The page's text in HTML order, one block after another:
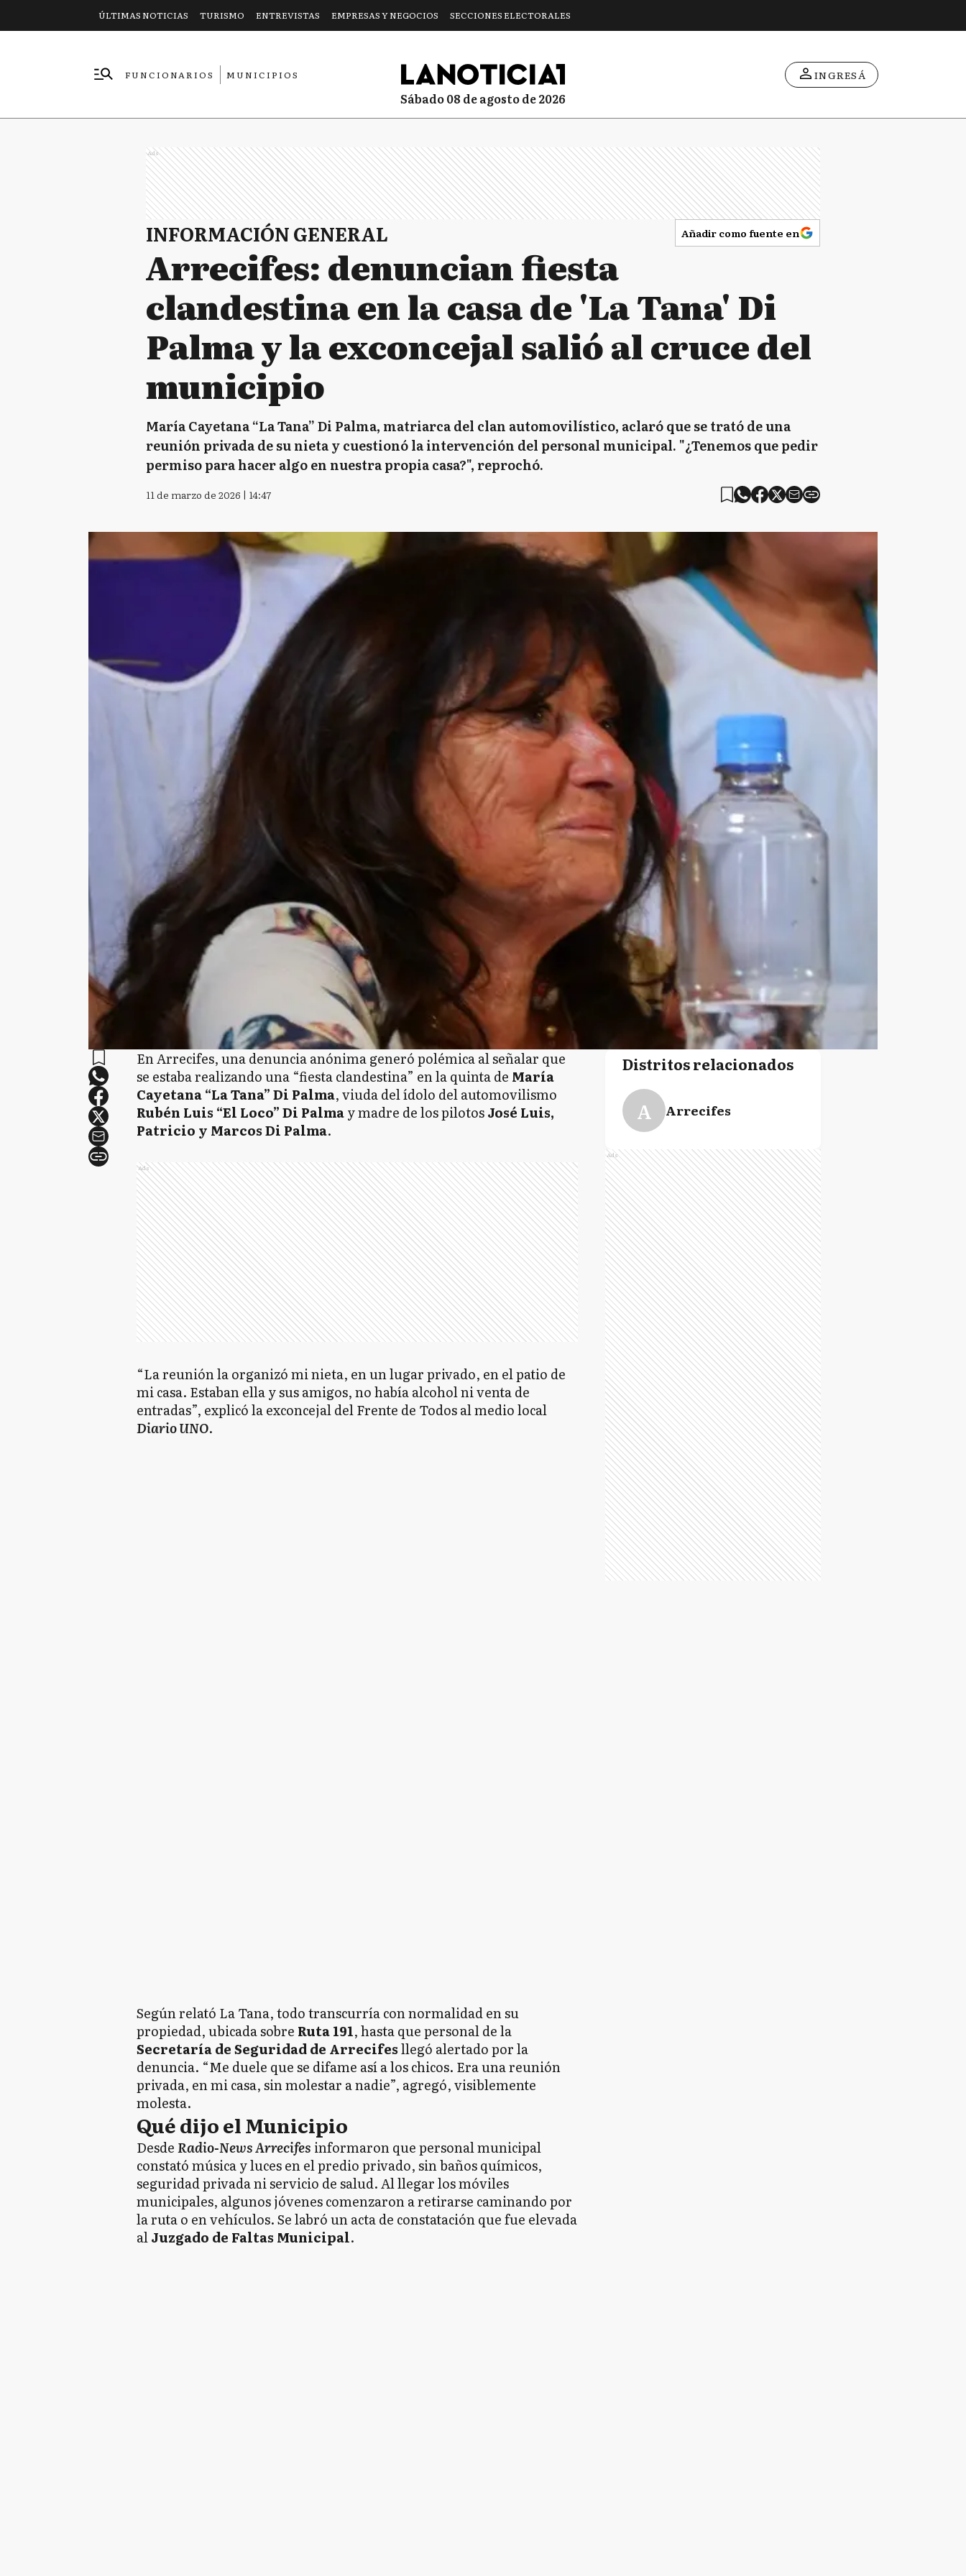
ÚLTIMAS NOTICIAS TURISMO ENTREVISTAS EMPRESAS Y NEGOCIOS SECCIONES ELECTORALES
FUNCIONARIOS
MUNICIPIOS
sábado 08 de agosto de 2026
INGRESÁ
Ads
INFORMACIÓN GENERAL Añadir como fuente en
Arrecifes: denuncian fiesta
clandestina en la casa de 'La Tana' Di
Palma y la exconcejal salió al cruce del
municipio
María Cayetana “La Tana” Di Palma, matriarca del clan automovilístico, aclaró que se trató de una
reunión privada de su nieta y cuestionó la intervención del personal municipal. "¿Tenemos que pedir
permiso para hacer algo en nuestra propia casa?", reprochó.
11 de marzo de 2026 | 14:47
En Arrecifes, una denuncia anónima generó polémica al señalar que
se estaba realizando una “fiesta clandestina” en la quinta de María
Cayetana “La Tana” Di Palma, viuda del ídolo del automovilismo
Rubén Luis “El Loco” Di Palmay madre de los pilotosJosé Luis,
Patricio y Marcos Di Palma.
Ads
“La reunión la organizó mi nieta, en un lugar privado, en el patio de
mi casa. Estaban ella y sus amigos, no había alcohol ni venta de
entradas”, explicó la exconcejal del Frente de Todos al medio local
Diario UNO.
Según relató La Tana, todo transcurría con normalidad en su
propiedad, ubicada sobre Ruta 191, hasta que personal de la
Secretaría de Seguridad de Arrecifesllegó alertado por la
denuncia. “Me duele que se difame así a los chicos. Era una reunión
privada, en mi casa, sin molestar a nadie”, agregó, visiblemente
molesta.
Qué dijo el Municipio
DesdeRadio-News Arrecifes informaron que personal municipal
constató música y luces en el predio privado, sin baños químicos,
seguridad privada ni servicio de salud. Al llegar los móviles
municipales, algunos jóvenes comenzaron a retirarse caminando por
la ruta o en vehículos. Se labró un acta de constatación que fue elevada
alJuzgado de Faltas Municipal.
Distritos relacionados
A Arrecifes
Ads